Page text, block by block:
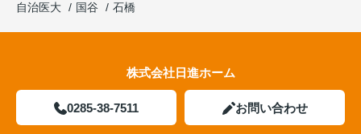
自治医大
国谷 石橋
株式会社日進ホーム
0285-38-7511 お問い合わせ